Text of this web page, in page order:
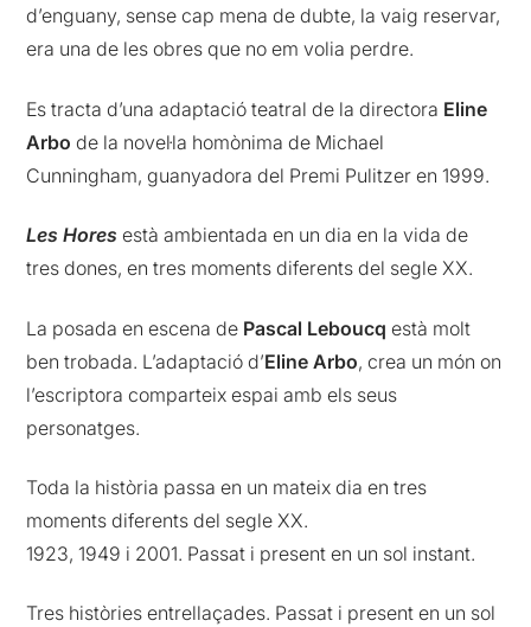
d’enguany, sense cap mena de dubte, la vaig reservar,
era una de les obres que no em volia perdre.
Es tracta d’una adaptació teatral de la directora Eline
Arbo de la novel·la homònima de Michael
Cunningham, guanyadora del Premi Pulitzer en 1999.
Les Hores està ambientada en un dia en la vida de
tres dones, en tres moments diferents del segle XX.
La posada en escena de Pascal Leboucq està molt
ben trobada. L’adaptació d’Eline Arbo, crea un món on
l’escriptora comparteix espai amb els seus
personatges.
Toda la història passa en un mateix dia en tres
moments diferents del segle XX.
1923, 1949 i 2001. Passat i present en un sol instant.
Tres històries entrellaçades. Passat i present en un sol